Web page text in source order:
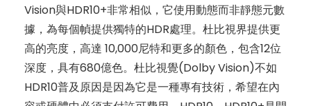
Vision與HDR10+非常相似，它使用動態而非靜態元數
據，為每個幀提供獨特的HDR處理。杜比視界提供更
高的亮度，高達 10,000尼特和更多的顏色，包含12位
深度，具有680億色。杜比視覺(Dolby Vision)不如
HDR10普及原因是因為它是一種專有技術，希望在內